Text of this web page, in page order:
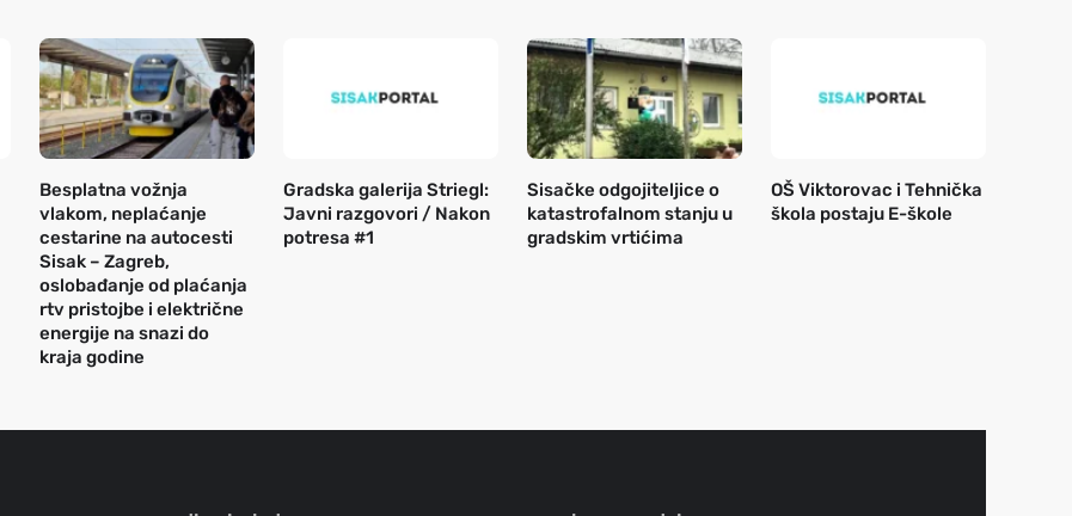
Besplatna vožnja
vlakom, neplaćanje
cestarine na autocesti
Sisak – Zagreb,
oslobađanje od plaćanja
rtv pristojbe i električne
energije na snazi do
kraja godine
Gradska galerija Striegl:
Javni razgovori / Nakon
potresa #1
Sisačke odgojiteljice o
katastrofalnom stanju u
gradskim vrtićima
OŠ Viktorovac i Tehnička
škola postaju E-škole